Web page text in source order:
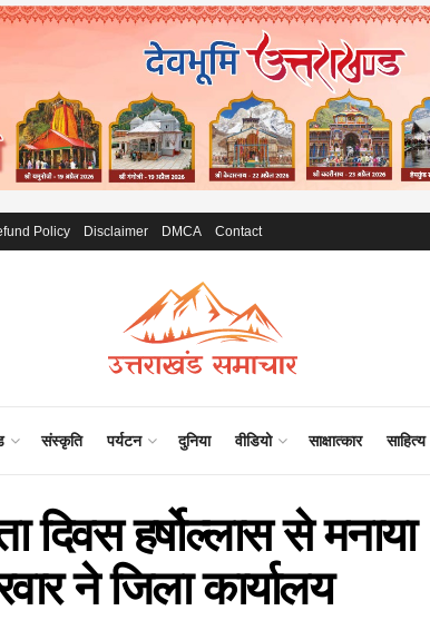
Policy Disclaimer DMCA Contact
संस्कृति पर्यटन दुनिया वीडियो साक्षात्कार साहित्य
हर्षोल्लास से मनाया
ने जिला कार्यालय